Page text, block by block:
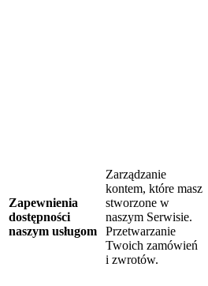
Zapewnienia
dostępności
naszym usługom
Zarządzanie
kontem, które masz
stworzone w
naszym Serwisie.
Przetwarzanie
Twoich zamówień
i zwrotów.